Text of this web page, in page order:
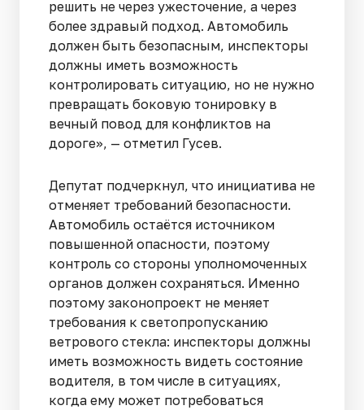
решить не через ужесточение, а через
более здравый подход. Автомобиль
должен быть безопасным, инспекторы
должны иметь возможность
контролировать ситуацию, но не нужно
превращать боковую тонировку в
вечный повод для конфликтов на
дороге», — отметил Гусев.
Депутат подчеркнул, что инициатива не
отменяет требований безопасности.
Автомобиль остаётся источником
повышенной опасности, поэтому
контроль со стороны уполномоченных
органов должен сохраняться. Именно
поэтому законопроект не меняет
требования к светопропусканию
ветрового стекла: инспекторы должны
иметь возможность видеть состояние
водителя, в том числе в ситуациях,
когда ему может потребоваться